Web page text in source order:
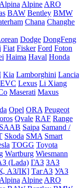
Alpina Alpine ARO
BAW Bentley BMW
Chana Changhe
Dodge DongFeng
Fiat Fisker Ford Foton
Haima Haval Honda
Kia Lamborghini Lancia
Lexus Li Xiang
Maserati Maxus
Opel ORA Peugeot
Qvale RAF Range
SAAB Saipa Samand /
Skoda SMA Smart
TOGG Toyota
Wartburg Wiesmann
(Lada) ГАЗ ЗАЗ
АЗЛК] ТагАЗ УАЗ
Alpina Alpine ARO